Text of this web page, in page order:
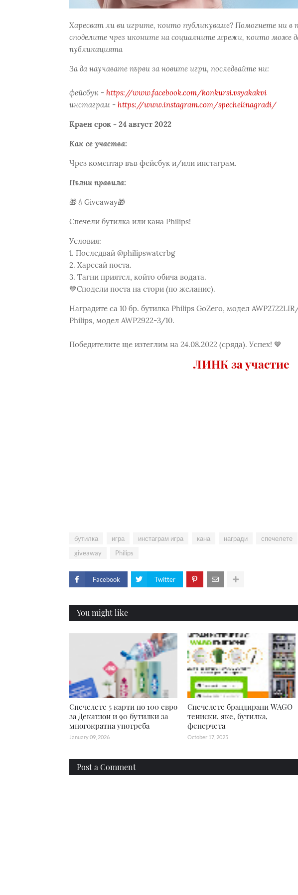
Харесват ли ви игрите, които публикуваме? Помогнете ни в
споделите чрез иконите на социалните мрежи, които може
публикацията
За да научавате първи за новите игри, последвайте ни:
фейсбук - https://www.facebook.com/konkursi.vsyakakvi
инстаграм - https://www.instagram.com/spechelinagradi/
Краен срок - 24 август 2022
Как се участва:
Чрез коментар във фейсбук и/или инстаграм.
Пълни правила:
🎁💧Giveaway🎁
Спечели бутилка или кана Philips!
Условия:
1. Последвай @philipswaterbg
2. Харесай поста.
3. Тагни приятел, който обича водата.
💙Сподели поста на стори (по желание).
Наградите са 10 бр. бутилка Philips GoZero, модел
Philips, модел AWP2922-3/10.
Победителите ще изтеглим на 24.08.2022 (сряда). Успех! 💙
ЛИНК за участие
бутилка игра инстаграм игра кана награди спечелете
giveaway
Philips
Facebook Twitter
You might like
Спечелете 5 карти по 100 евро
за Декатлон и 90 бутилки за
многократна употреба
January 09, 2026
Спечелете брандирани WAGO
тениски, яке, бутилка,
фенерчета
October 17, 2025
Post a Comment